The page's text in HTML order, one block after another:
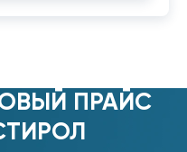
ПРАЙС